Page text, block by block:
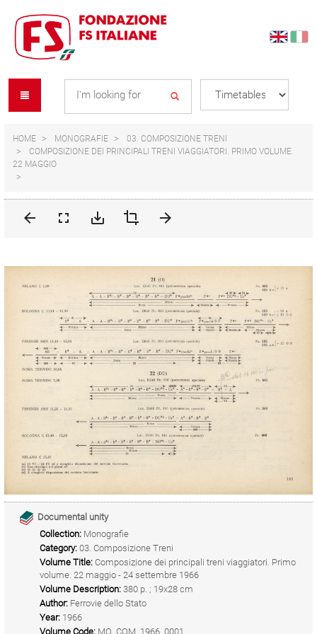
content
navigation
menu
HOME MONOGRAFIE
03. COMPOSIZIONE TRENI
COMPOSIZIONE DEI PRINCIPALI TRENI VIAGGIATORI. PRIMO VOLUME.
22 MAGGIO
Documental unity
Collection: Monografie
Category: 03. Composizione Treni
Volume Title: Composizione dei principali treni viaggiatori. Primo
volume. 22 maggio - 24 settembre 1966
Volume Description: 380 p. ; 19x28 cm
Author: Ferrovie dello Stato
Year: 1966
Volume Code: MO_COM_1966_0001